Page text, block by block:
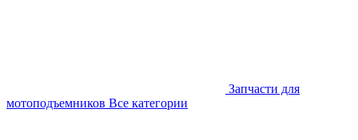
Запчасти для
мотоподъемников Все категории